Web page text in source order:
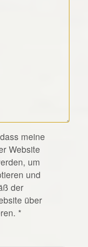
meine
Website
um
und
der
über
*